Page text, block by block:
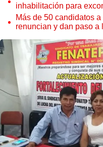
inhabilitación para
Cordero Jon Tay
Más de 50 candidatos
renuncian y dan paso